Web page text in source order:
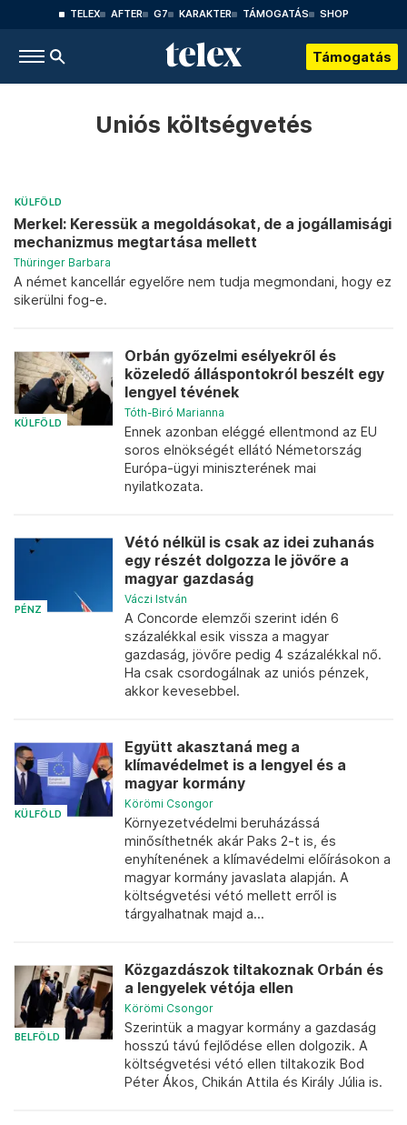
TELEX AFTER G7 KARAKTER TÁMOGATÁS SHOP
Támogatás
Uniós költségvetés
KÜLFÖLD
Merkel: Keressük a megoldásokat, de a jogállamisági
mechanizmus megtartása mellett
Thüringer Barbara
A német kancellár egyelőre nem tudja megmondani, hogy ez
sikerülni fog-e.
KÜLFÖLD
Orbán győzelmi esélyekről és
közeledő álláspontokról beszélt egy
lengyel tévének
Tóth-Biró Marianna
Ennek azonban eléggé ellentmond az EU
soros elnökségét ellátó Németország
Európa-ügyi miniszterének mai
nyilatkozata.
PÉNZ
Vétó nélkül is csak az idei zuhanás
egy részét dolgozza le jövőre a
magyar gazdaság
Váczi István
A Concorde elemzői szerint idén 6
százalékkal esik vissza a magyar
gazdaság, jövőre pedig 4 százalékkal nő.
Ha csak csordogálnak az uniós pénzek,
akkor kevesebbel.
KÜLFÖLD
Együtt akasztaná meg a
klímavédelmet is a lengyel és a
magyar kormány
Körömi Csongor
Környezetvédelmi beruházássá
minősíthetnék akár Paks 2-t is, és
enyhítenének a klímavédelmi előírásokon a
magyar kormány javaslata alapján. A
költségvetési vétó mellett erről is
tárgyalhatnak majd a...
BELFÖLD
Közgazdászok tiltakoznak Orbán és
a lengyelek vétója ellen
Körömi Csongor
Szerintük a magyar kormány a gazdaság
hosszú távú fejlődése ellen dolgozik. A
költségvetési vétó ellen tiltakozik Bod
Péter Ákos, Chikán Attila és Király Júlia is.